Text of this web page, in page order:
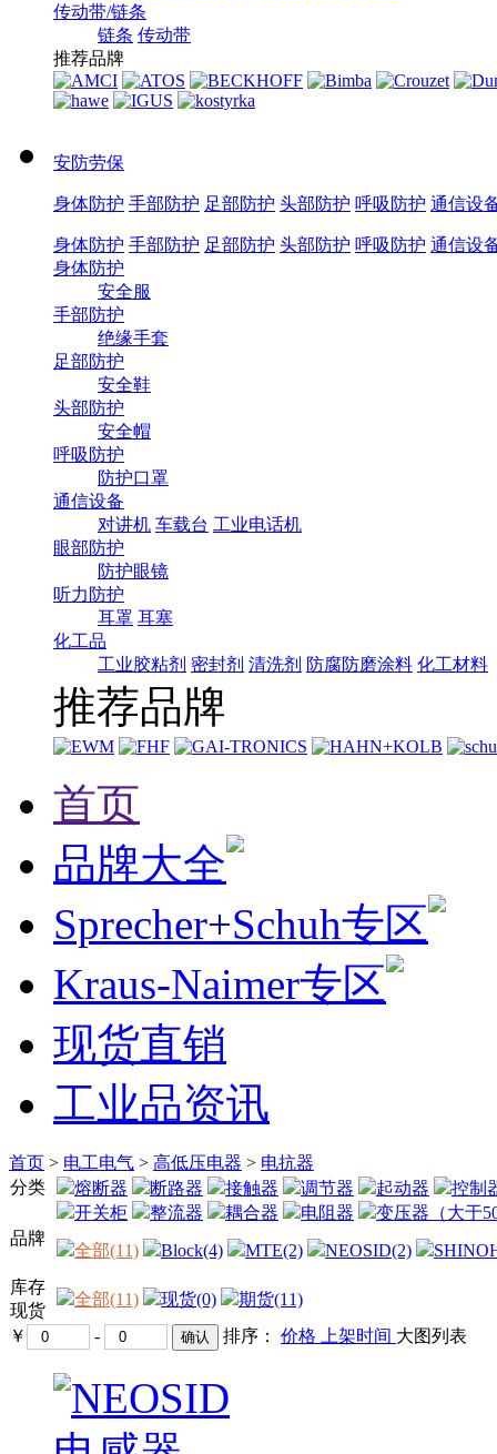
传动带/链条
链条 传动带
推荐品牌
安防劳保
身体防护 手部防护 足部防护 头部防护 呼吸防护 通信设
身体防护 手部防护 足部防护 头部防护 呼吸防护 通信设
身体防护
安全服
手部防护
绝缘手套
足部防护
安全鞋
头部防护
安全帽
呼吸防护
防护口罩
通信设备
对讲机 车载台 工业电话机
眼部防护
防护眼镜
听力防护
耳罩 耳塞
化工品
工业胶粘剂 密封剂 清洗剂 防腐防磨涂料 化工材料
推荐品牌
首页
品牌大全
Sprecher+Schuh专区
Kraus-Naimer专区
现货直销
工业品资讯
首页 > 电工电气 > 高低压电器 > 电抗器
分类
熔断器 断路器 接触器 调节器 起动器
控制
开关柜
整流器 耦合器 电阻器
变压器（大于
品牌
全部(11) Block(4) MTE(2) NEOSID(2)
库存
现货
全部(11) 现货(0)
期货(11)
￥
- 排序： 价格 上架时间 大图列表